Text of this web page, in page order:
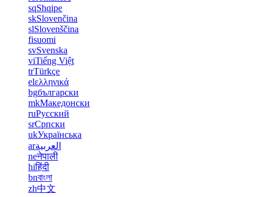
sqShqipe
skSlovenčina
slSlovenščina
fisuomi
svSvenska
viTiếng Việt
trTürkçe
elελληνικά
bgбългарски
mkМакедонски
ruРусский
srСрпски
ukУкраїнська
arالعربية
neनेपाली
hiहिंदी
bnবাংলা
zh中文